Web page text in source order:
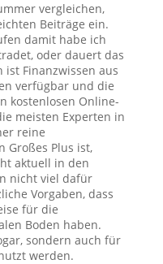
vergleichen,
Beiträge ein.
damit habe ich
oder dauert das
ist Finanzwissen aus
verfügbar und die
kostenlosen Online-
meisten Experten in
reine
Großes Plus ist,
aktuell in den
nicht viel dafür
Vorgaben, dass
für die
Boden haben.
sondern auch für
werden.